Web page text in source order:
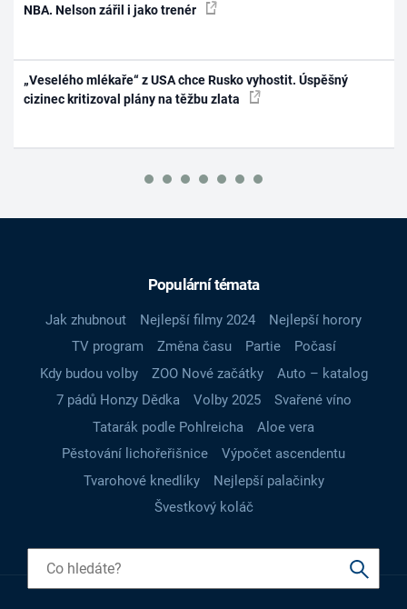
NBA. Nelson zářil i jako trenér
„Veselého mlékaře“ z USA chce Rusko vyhostit. Úspěšný
cizinec kritizoval plány na těžbu zlata
Populární témata
Jak zhubnout Nejlepší filmy 2024
Nejlepší horory
TV program
Změna času Partie
Počasí
Kdy budou volby
ZOO Nové začátky
Auto – katalog
7 pádů Honzy Dědka
Volby 2025
Svařené víno
Tatarák podle Pohlreicha
Aloe vera
Pěstování lichořeřišnice
Výpočet ascendentu
Tvarohové knedlíky
Nejlepší palačinky
Švestkový koláč